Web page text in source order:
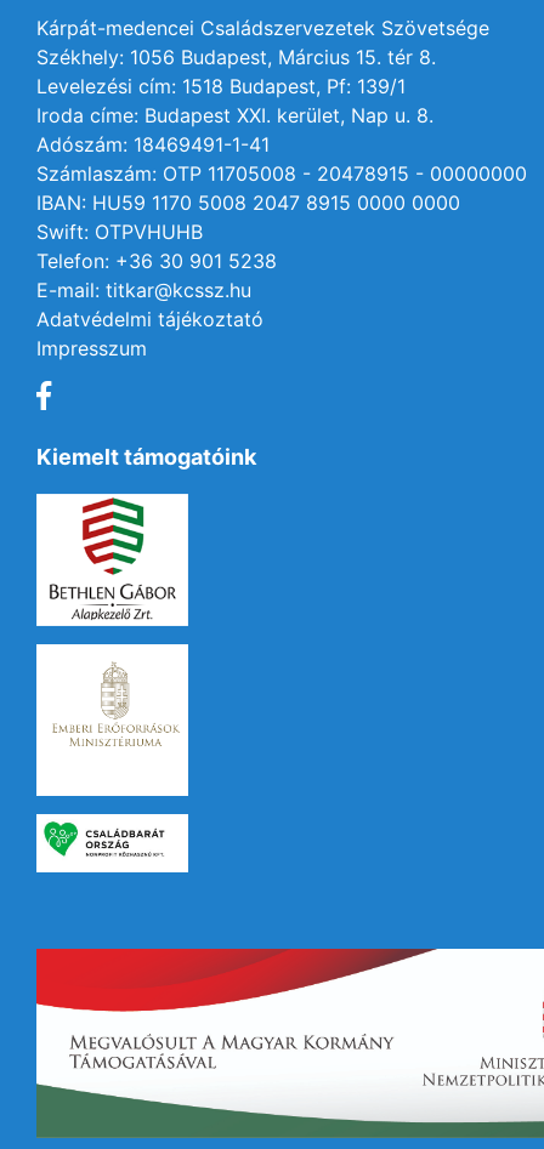
Kárpát-medencei Családszervezetek Szövetsége
Székhely: 1056 Budapest, Március 15. tér 8.
Levelezési cím: 1518 Budapest, Pf: 139/1
Iroda címe: Budapest XXI. kerület, Nap u. 8.
Adószám: 18469491-1-41
Számlaszám: OTP 11705008 - 20478915 - 00000000
IBAN: HU59 1170 5008 2047 8915 0000 0000
Swift: OTPVHUHB
Telefon: +36 30 901 5238
E-mail: titkar@kcssz.hu
Adatvédelmi tájékoztató
Impresszum
Kiemelt támogatóink